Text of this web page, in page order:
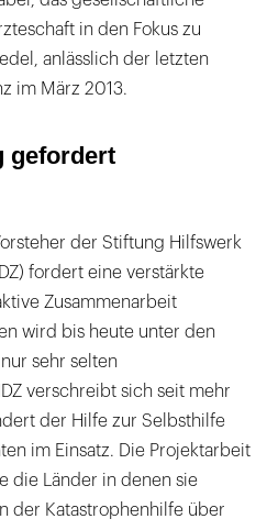
in den Fokus zu
anlässlich der letzten
im März 2013.
gefordert
der Stiftung Hilfswerk
fordert eine verstärkte
Zusammenarbeit
wird bis heute unter den
sehr selten
verschreibt sich seit mehr
der Hilfe zur Selbsthilfe
im Einsatz. Die Projektarbeit
die Länder in denen sie
der Katastrophenhilfe über